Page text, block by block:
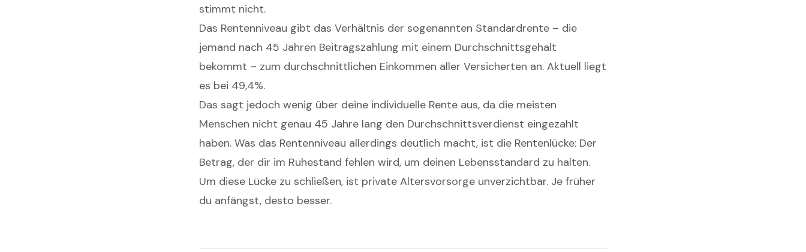
stimmt nicht.
Das Rentenniveau gibt das Verhältnis der sogenannten Standardrente – die
jemand nach 45 Jahren Beitragszahlung mit einem Durchschnittsgehalt
bekommt – zum durchschnittlichen Einkommen aller Versicherten an. Aktuell liegt
es bei 49,4%.
Das sagt jedoch wenig über deine individuelle Rente aus, da die meisten
Menschen nicht genau 45 Jahre lang den Durchschnittsverdienst eingezahlt
haben. Was das Rentenniveau allerdings deutlich macht, ist die Rentenlücke: Der
Betrag, der dir im Ruhestand fehlen wird, um deinen Lebensstandard zu halten.
Um diese Lücke zu schließen, ist private Altersvorsorge unverzichtbar. Je früher
du anfängst, desto besser.